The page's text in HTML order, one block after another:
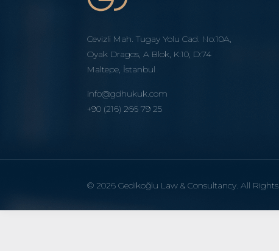
Cevizli Mah. Tugay Yolu Cad. No:10A,
Oyak Dragos, A Blok, K:10, D:74
Maltepe, İstanbul
info@gdhukuk.com
+90 (216) 266 79 25
© 2026 Gedikoğlu Law & Consultancy. All Rights